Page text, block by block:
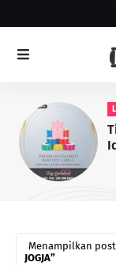
Menampilkan
JOGJA